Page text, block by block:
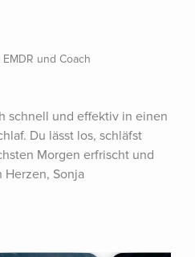
und Coach
schnell und effektiv in einen
Du lässt los, schläfst
Morgen erfrischt und
Herzen, Sonja